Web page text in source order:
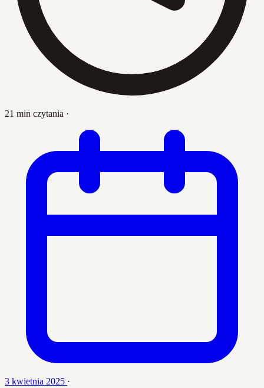
21 min czytania ·
3 kwietnia 2025 ·